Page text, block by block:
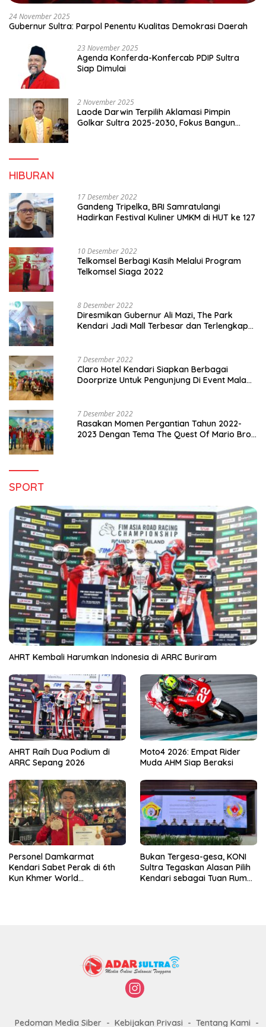
24 November 2025
Gubernur Sultra: Parpol Penentu Kualitas Demokrasi Daerah
23 November 2025
Agenda Konferda-Konfercab PDIP Sultra
Siap Dimulai
2 November 2025
Laode Darwin Terpilih Aklamasi Pimpin
Golkar Sultra 2025-2030, Fokus Bangun
HIBURAN
17 Desember 2022
Gandeng Tripelka, BRI Samratulangi
Hadirkan Festival Kuliner UMKM di HUT ke 127
10 Desember 2022
Telkomsel Berbagi Kasih Melalui Program
Telkomsel Siaga 2022
8 Desember 2022
Diresmikan Gubernur Ali Mazi, The Park
Kendari Jadi Mall Terbesar dan Terlengkap
7 Desember 2022
Claro Hotel Kendari Siapkan Berbagai
Doorprize Untuk Pengunjung Di Event Malam
7 Desember 2022
Rasakan Momen Pergantian Tahun 2022-
2023 Dengan Tema The Quest Of Mario Bros
SPORT
AHRT Kembali Harumkan Indonesia di ARRC Buriram
AHRT Raih Dua Podium di
ARRC Sepang 2026
Moto4 2026: Empat Rider
Muda AHM Siap Beraksi
Personel Damkarmat
Kendari Sabet Perak di 6th
Kun Khmer World
Bukan Tergesa-gesa, KONI
Sultra Tegaskan Alasan Pilih
Kendari sebagai Tuan Rumah
Pedoman Media Siber Kebijakan Privasi Tentang Kami